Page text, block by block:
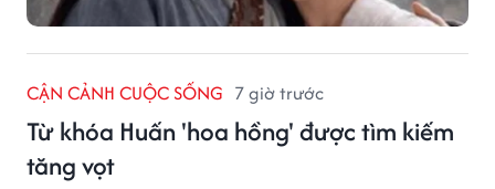
CẬN CẢNH CUỘC SỐNG 7 giờ trước
Từ khóa Huấn 'hoa hồng' được tìm kiếm
tăng vọt